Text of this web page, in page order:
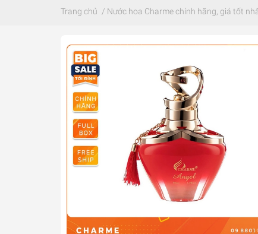
Trang chủ / Nước hoa Charme chính hãng, giá tốt